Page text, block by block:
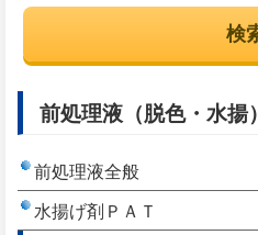
前処理液（脱色・水揚）
前処理液全般
水揚げ剤ＰＡＴ